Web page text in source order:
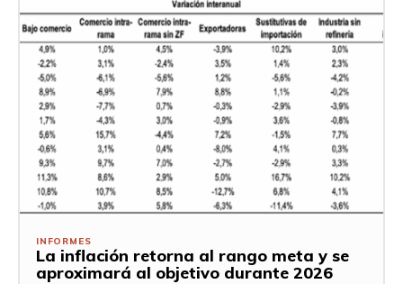
INFORMES
La inflación retorna al rango meta y se
aproximará al objetivo durante 2026